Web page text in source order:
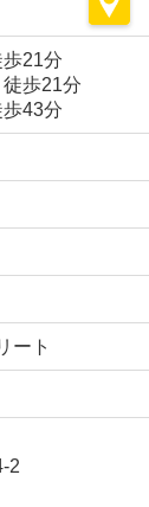
21分
歩21分
43分
ート
2